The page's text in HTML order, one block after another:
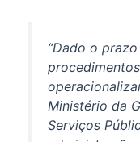
“Dado o
Ministério da
Serviços